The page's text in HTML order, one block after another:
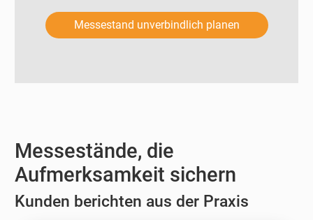
Messestand unverbindlich planen
Messestände, die
Aufmerksamkeit sichern
Kunden berichten aus der Praxis